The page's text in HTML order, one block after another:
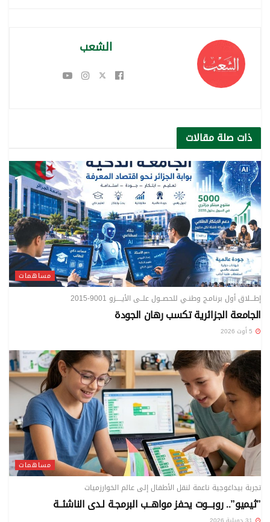
الشعب
ذات صلةمقالات
مساهمات
إطـــلاق أول برنامـج وطنـي للحصــول علــى الأيـــــزو 9001-2015
الجامعة الجزائرية تكسب رهان الجودة
مساهمات
تجربة بيداغوجية ناعمة لنقل الأطفال إلى عالم الخوارزميات
”ثيميو”.. روبـــوت يحفز مواهــب البرمجـة لـدى الناشئــة